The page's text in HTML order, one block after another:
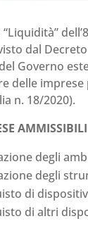
dal
Governo
delle
n. 18/2020).
AMMISSIBILI
degli
degli
di
di altri